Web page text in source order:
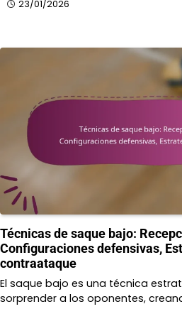
23/01/2026
Técnicas de saque bajo:
Configuraciones defensivas,
contraataque
El saque bajo es una técnica
sorprender a los oponentes,